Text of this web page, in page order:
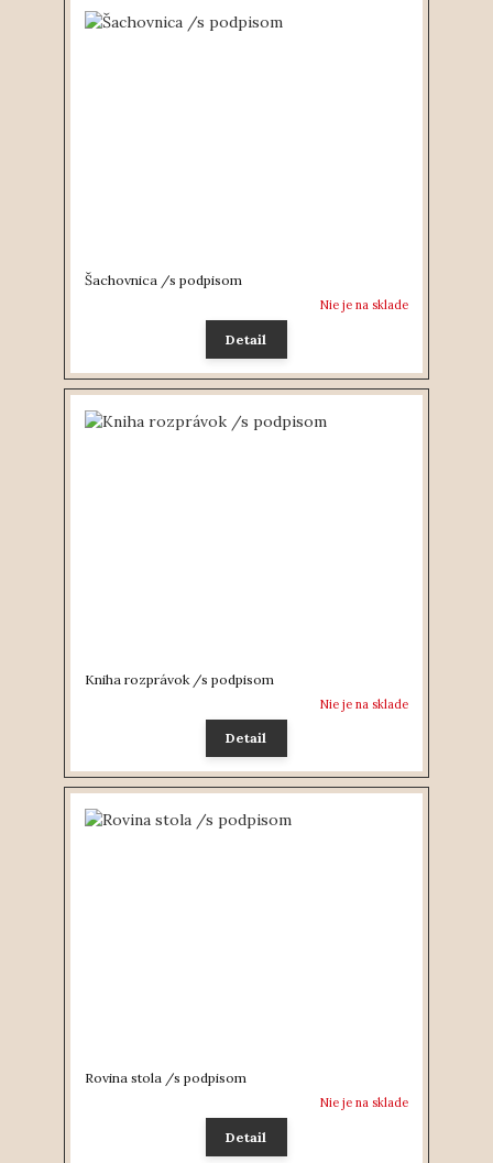
Šachovnica /s podpisom
Nie je na sklade
Detail
Kniha rozprávok /s podpisom
Nie je na sklade
Detail
Rovina stola /s podpisom
Nie je na sklade
Detail